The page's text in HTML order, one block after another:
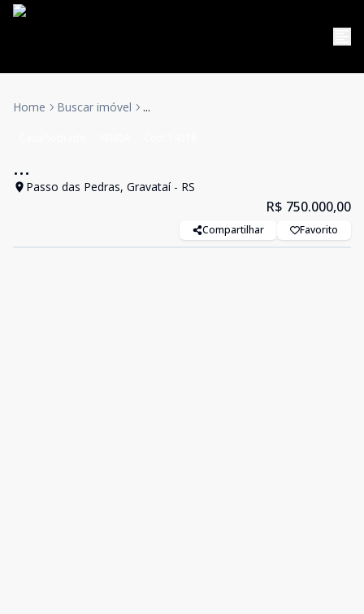
Home Buscar imóvel ...
...
Passo das Pedras, Gravataí - RS
R$ 750.000,00
Compartilhar Favorito